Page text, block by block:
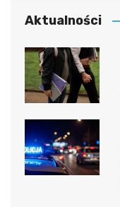
Aktualności